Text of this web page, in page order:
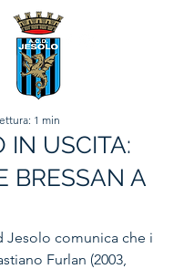
IN USCITA:
BRESSAN A
1 min
Jesolo comunica che i
Furlan (2003,